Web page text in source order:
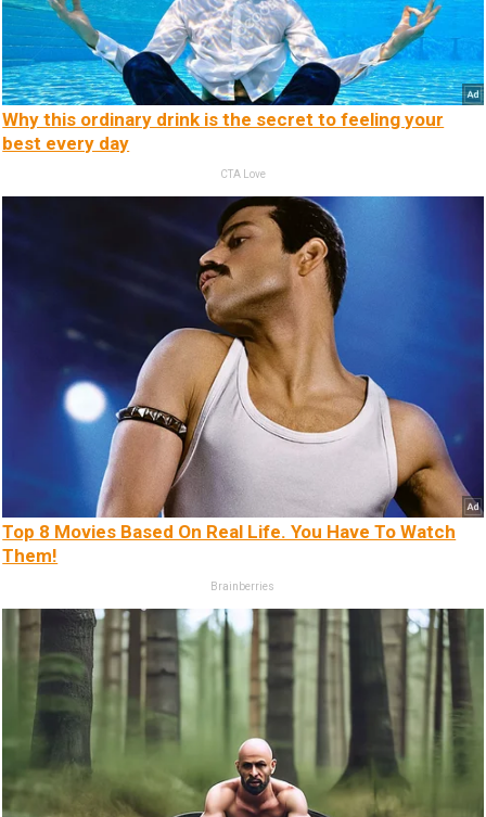
Why this ordinary drink is the secret to feeling your
best every day
CTA Love
Top 8 Movies Based On Real Life. You Have To Watch
Them!
Brainberries